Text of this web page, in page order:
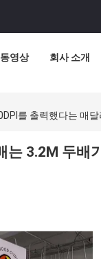
동영상 회사 소개
를 출력했다는 매
는 3.2M 두배